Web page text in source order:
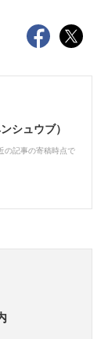
シュウブ）
の記事の寄稿時点で